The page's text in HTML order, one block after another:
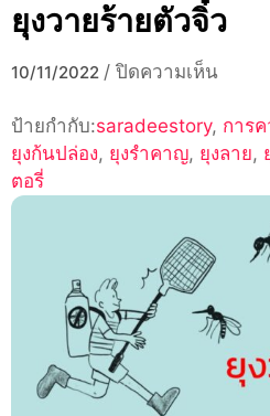
ยุงวายร้ายตัวจิ๋ว
10/11/2022 / ปิดความเห็นบน
วาย
ร้าย
ป้ายกำกับ:saradeestory, การ
ยุงก้นปล่อง, ยุงรำคาญ, ยุงลาย,
ตอรี่